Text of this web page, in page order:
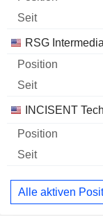
RSG
INCISENT
Alle aktiven